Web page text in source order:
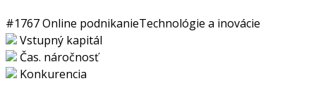
#1767Online podnikanieTechnológie a inovácie
Vstupný kapitál
Čas. náročnosť
Konkurencia